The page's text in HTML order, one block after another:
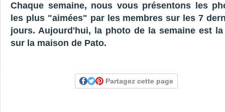
Chaque semaine, nous vous présentons les
les plus "aimées" par les membres sur les 7
jours. Aujourd'hui, la photo de la semaine est la
sur la maison de Pato.
Partagez cette page